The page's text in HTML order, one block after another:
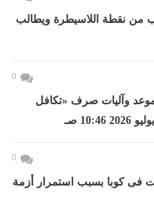
من نقطة اللاسيطرة ويطالب
0
جنيه.. موعد وآليات صرف «تكافل
0
فى كوبا بسبب استمرار أزمة